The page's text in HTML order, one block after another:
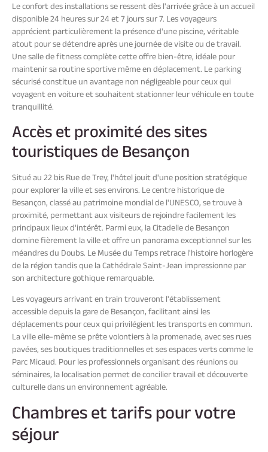
Le confort des installations se ressent dès l'arrivée grâce à un accueil
disponible 24 heures sur 24 et 7 jours sur 7. Les voyageurs
apprécient particulièrement la présence d'une piscine, véritable
atout pour se détendre après une journée de visite ou de travail.
Une salle de fitness complète cette offre bien-être, idéale pour
maintenir sa routine sportive même en déplacement. Le parking
sécurisé constitue un avantage non négligeable pour ceux qui
voyagent en voiture et souhaitent stationner leur véhicule en toute
tranquillité.
Accès et proximité des sites
touristiques de Besançon
Situé au 22 bis Rue de Trey, l'hôtel jouit d'une position stratégique
pour explorer la ville et ses environs. Le centre historique de
Besançon, classé au patrimoine mondial de l'UNESCO, se trouve à
proximité, permettant aux visiteurs de rejoindre facilement les
principaux lieux d'intérêt. Parmi eux, la Citadelle de Besançon
domine fièrement la ville et offre un panorama exceptionnel sur les
méandres du Doubs. Le Musée du Temps retrace l'histoire horlogère
de la région tandis que la Cathédrale Saint-Jean impressionne par
son architecture gothique remarquable.
Les voyageurs arrivant en train trouveront l'établissement
accessible depuis la gare de Besançon, facilitant ainsi les
déplacements pour ceux qui privilégient les transports en commun.
La ville elle-même se prête volontiers à la promenade, avec ses rues
pavées, ses boutiques traditionnelles et ses espaces verts comme le
Parc Micaud. Pour les professionnels organisant des réunions ou
séminaires, la localisation permet de concilier travail et découverte
culturelle dans un environnement agréable.
Chambres et tarifs pour votre
séjour